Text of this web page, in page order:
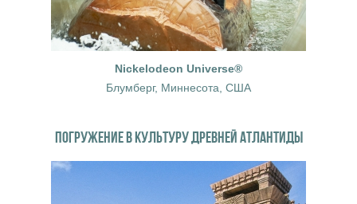
Nickelodeon Universe®
Блумберг, Миннесота, США
ПОГРУЖЕНИЕ В КУЛЬТУРУ ДРЕВНЕЙ АТЛАНТИДЫ